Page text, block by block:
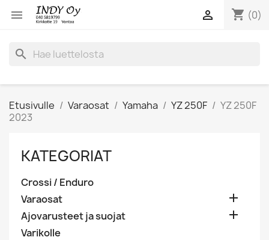
 shopping_cart (0)

search
Etusivulle Varaosat Yamaha YZ 250F
YZ 250F
2023
KATEGORIAT
Crossi / Enduro
Varaosat

Ajovarusteet ja suojat 
Varikolle